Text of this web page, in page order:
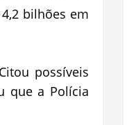
bilhões em
possíveis
que a Polícia